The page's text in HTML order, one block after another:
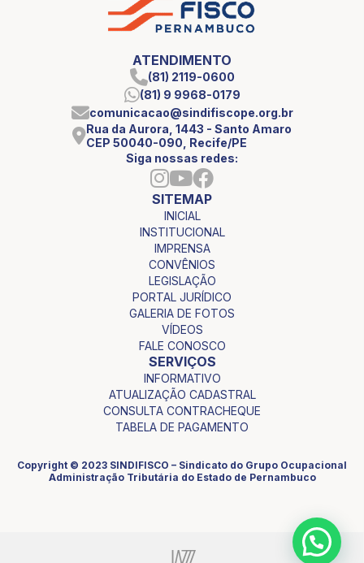
ATENDIMENTO
(81) 2119-0600
(81) 9 9968-0179
comunicacao@sindifiscope.org.br
Rua da Aurora, 1443 - Santo Amaro
CEP 50040-090, Recife/PE
Siga nossas redes:
SITEMAP
INICIAL
INSTITUCIONAL
IMPRENSA
CONVÊNIOS
LEGISLAÇÃO
PORTAL JURÍDICO
GALERIA DE FOTOS
VÍDEOS
FALE CONOSCO
SERVIÇOS
INFORMATIVO
ATUALIZAÇÃO CADASTRAL
CONSULTA CONTRACHEQUE
TABELA DE PAGAMENTO
Copyright © 2023 SINDIFISCO – Sindicato do Grupo Ocupacional
Administração Tributária do Estado de Pernambuco